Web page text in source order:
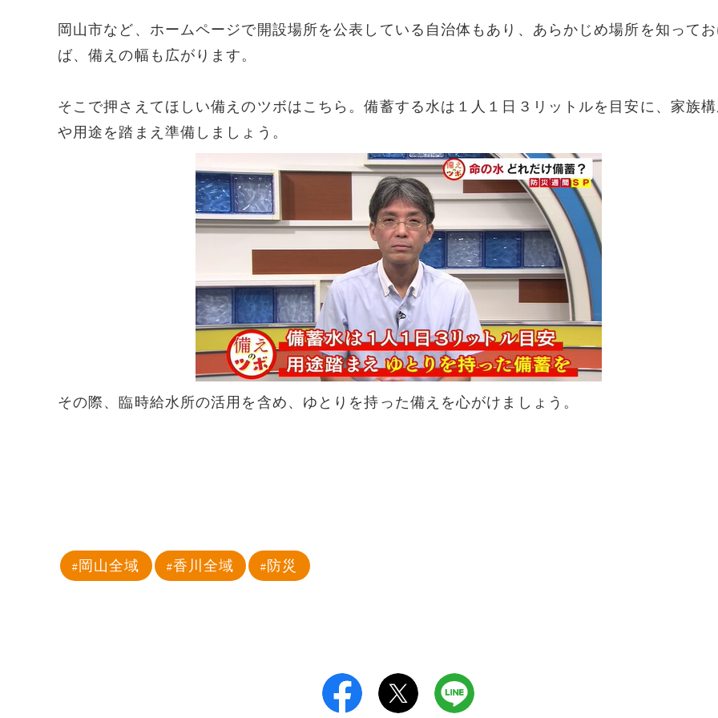
岡山市など、ホームページで開設場所を公表している自治体もあり、あらかじめ場所を知って
ば、備えの幅も広がります。
そこで押さえてほしい備えのツボはこちら。備蓄する水は１人１日３リットルを目安に、家族
や用途を踏まえ準備しましょう。
その際、臨時給水所の活用を含め、ゆとりを持った備えを心がけましょう。
岡山全域 香川全域 防災